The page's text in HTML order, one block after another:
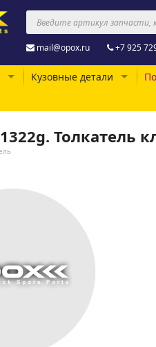
mail@opox.ru +7 925
Кузовные детали
Толкатель